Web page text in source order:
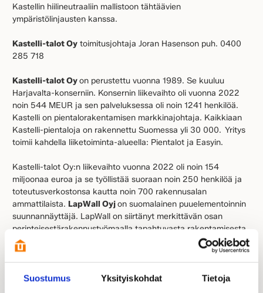
Suostumus Yksityiskohdat Tietoja
Kastellin hiilineutraaliin mallistoon tähtäävien
ympäristölinjausten kanssa.
Kastelli-talot Oy toimitusjohtaja Joran Hasenson puh. 0400
285 718
Kastelli-talot Oyon perustettu vuonna 1989. Se kuuluu
Harjavalta-konserniin. Konsernin liikevaihto oli vuonna 2022
noin 544 MEUR ja sen palveluksessa oli noin 1241 henkilöä.
Kastelli on pientalorakentamisen markkinajohtaja. Kaikkiaan
Kastelli-pientaloja on rakennettu Suomessa yli 30 000. Yritys
toimii kahdella liiketoiminta-alueella: Pientalot ja Easyin.
Kastelli-talot Oy:n liikevaihto vuonna 2022 oli noin 154
miljoonaa euroa ja se työllistää suoraan noin 250 henkilöä ja
toteutusverkostonsa kautta noin 700 rakennusalan
ammattilaista. LapWall Oyjon suomalainen puuelementoinnin
suunnannäyttäjä. LapWall on siirtänyt merkittävän osan
perinteisestärakennustyömaalla tapahtuvasta rakentamisesta
tehdasolosuhteissa tapahtuvaan valmistukseen. LAPWALL
LEKO -tuotevalikoimassa on yli 50 vakiotuotetta, jotka asiakas
saa toimitettuna ja asennettuna. LAPWALL LEKO -
elementointijärjestelmä lyhentää työmaan läpimenoaikaa,